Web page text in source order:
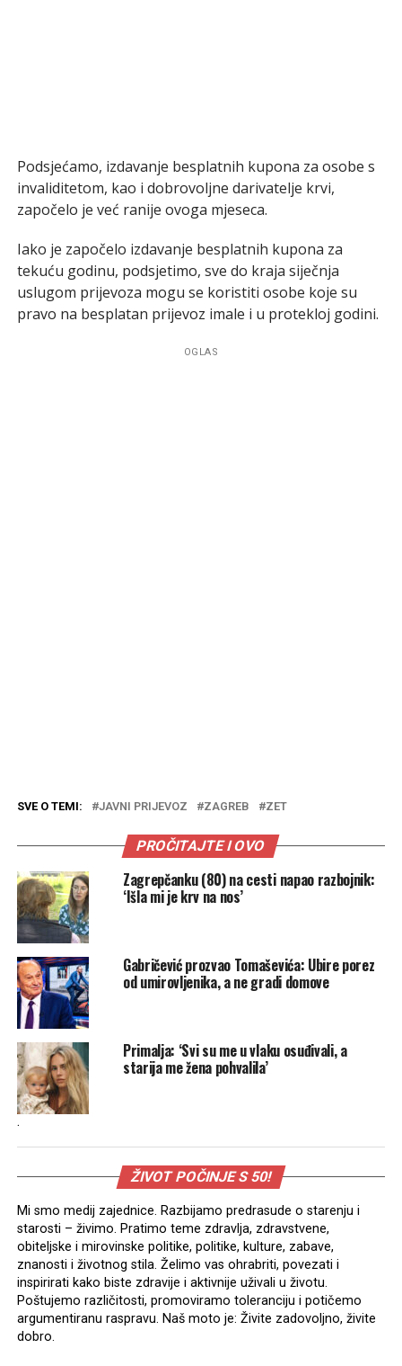
Podsjećamo, izdavanje besplatnih kupona za osobe s
invaliditetom, kao i dobrovoljne darivatelje krvi,
započelo je već ranije ovoga mjeseca.
Iako je započelo izdavanje besplatnih kupona za
tekuću godinu, podsjetimo, sve do kraja siječnja
uslugom prijevoza mogu se koristiti osobe koje su
pravo na besplatan prijevoz imale i u protekloj godini.
OGLAS
SVE O TEMI: JAVNI PRIJEVOZ ZAGREB ZET
PROČITAJTE I OVO
Zagrepčanku (80) na cesti napao razbojnik:
‘Išla mi je krv na nos’
Gabričević prozvao Tomaševića: Ubire porez
od umirovljenika, a ne gradi domove
Primalja: ‘Svi su me u vlaku osuđivali, a
starija me žena pohvalila’
.
ŽIVOT POČINJE S 50!
Mi smo medij zajednice. Razbijamo predrasude o starenju i
starosti – živimo. Pratimo teme zdravlja, zdravstvene,
obiteljske i mirovinske politike, politike, kulture, zabave,
znanosti i životnog stila. Želimo vas ohrabriti, povezati i
inspirirati kako biste zdravije i aktivnije uživali u životu.
Poštujemo različitosti, promoviramo toleranciju i potičemo
argumentiranu raspravu. Naš moto je: Živite zadovoljno, živite
dobro.